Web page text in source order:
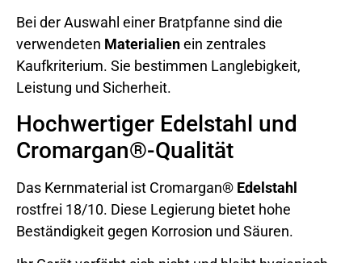
Bei der Auswahl einer Bratpfanne sind die
verwendeten Materialienein zentrales
Kaufkriterium. Sie bestimmen Langlebigkeit,
Leistung und Sicherheit.
Hochwertiger Edelstahl und
Cromargan®-Qualität
Das Kernmaterial ist Cromargan® Edelstahl
rostfrei 18/10. Diese Legierung bietet hohe
Beständigkeit gegen Korrosion und Säuren.